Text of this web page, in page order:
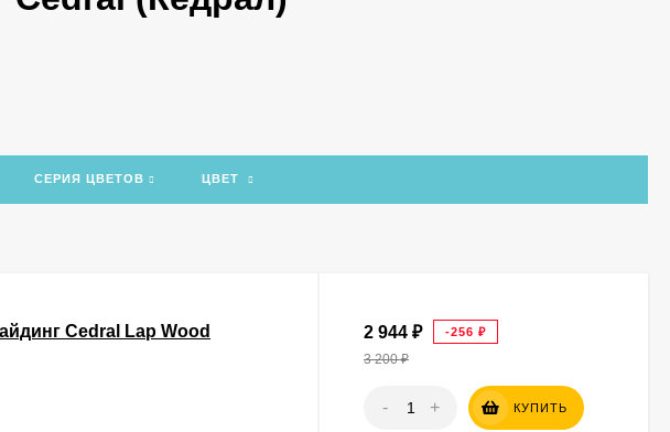
СЕРИЯ ЦВЕТОВ ЦВЕТ
Cedral Lap Wood
2 944 ₽ -256 ₽
3 200₽
- + КУПИТЬ